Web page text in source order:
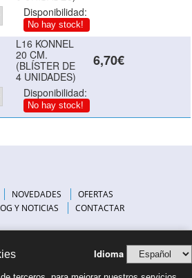
Disponibilidad:
No hay stock!
L16 KONNEL
20 CM.
(BLÍSTER DE
4 UNIDADES)
6,70€
Disponibilidad:
No hay stock!
NOVEDADES
OFERTAS
Y NOTICIAS CONTACTAR
Idioma